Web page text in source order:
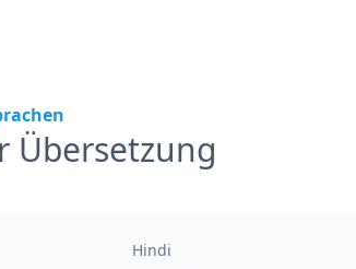
Übersetzung
Hindi